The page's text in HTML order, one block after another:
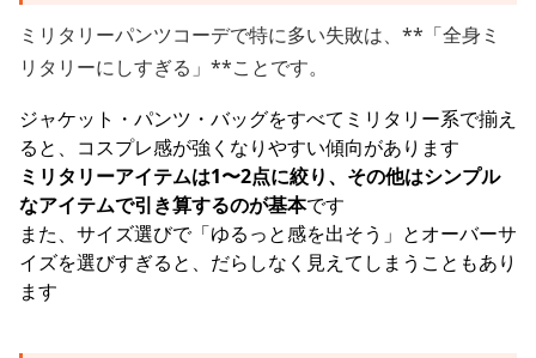
ミリタリーパンツコーデで特に多い失敗は、**「全身ミ
リタリーにしすぎる」**ことです。
ジャケット・パンツ・バッグをすべてミリタリー系で揃え
ると、コスプレ感が強くなりやすい傾向があります
ミリタリーアイテムは1〜2点に絞り、その他はシンプル
なアイテムで引き算するのが基本です
また、サイズ選びで「ゆるっと感を出そう」とオーバーサ
イズを選びすぎると、だらしなく見えてしまうこともあり
ます